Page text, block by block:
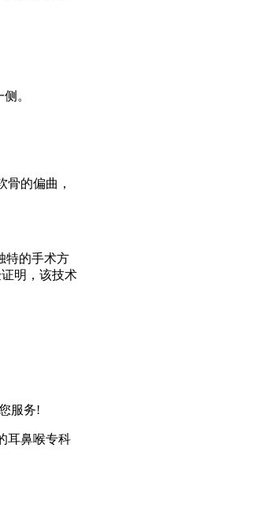
。
的偏曲，
特的手术方
明，该技术
服务!
耳鼻喉专科